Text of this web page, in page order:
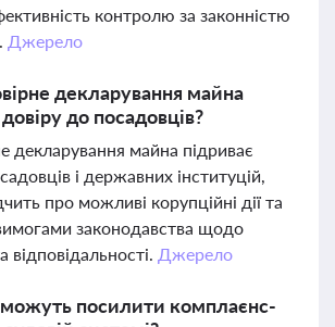
контролю за законністю
Джерело
декларування майна
до посадовців?
декларування майна підриває
і державних інституцій,
про можливі корупційні дії та
законодавства щодо
відповідальності. Джерело
можуть посилити комплаєнс-